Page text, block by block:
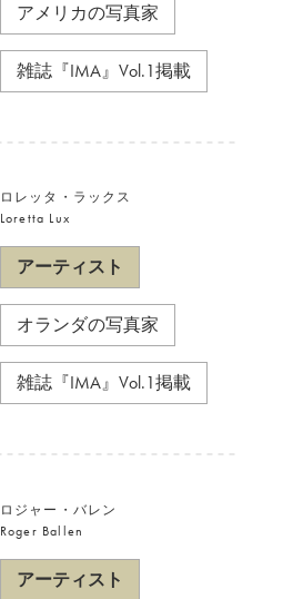
アメリカの写真家
雑誌『IMA』Vol.1掲載
ロレッタ・ラックス
Loretta Lux
アーティスト
オランダの写真家
雑誌『IMA』Vol.1掲載
ロジャー・バレン
Roger Ballen
アーティスト